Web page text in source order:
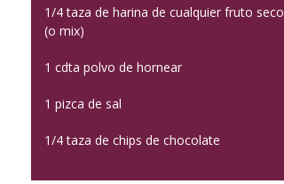
1/4 taza de harina de cualquier fruto seco
(o mix)
1 cdta polvo de hornear
1 pizca de sal
1/4 taza de chips de chocolate